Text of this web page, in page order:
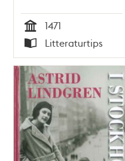
Tid
1471
Typ
Litteraturtips